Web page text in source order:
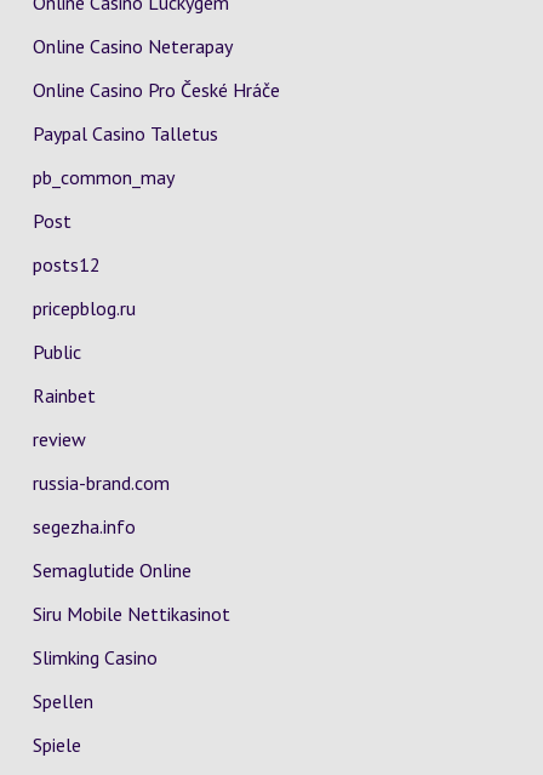
Online Casino Neterapay
Online Casino Pro České Hráče
Paypal Casino Talletus
pb_common_may
Post
posts12
pricepblog.ru
Public
Rainbet
review
russia-brand.com
segezha.info
Semaglutide Online
Siru Mobile Nettikasinot
Slimking Casino
Spellen
Spiele